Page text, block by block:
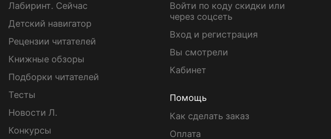
Лабиринт. Сейчас
Детский навигатор
Рецензии читателей
Книжные обзоры
Подборки читателей
Тесты
Новости Л.
Конкурсы
Войти по коду скидки или
через соцсеть
Вход и регистрация
Вы смотрели
Кабинет
Помощь
Как сделать заказ
Оплата